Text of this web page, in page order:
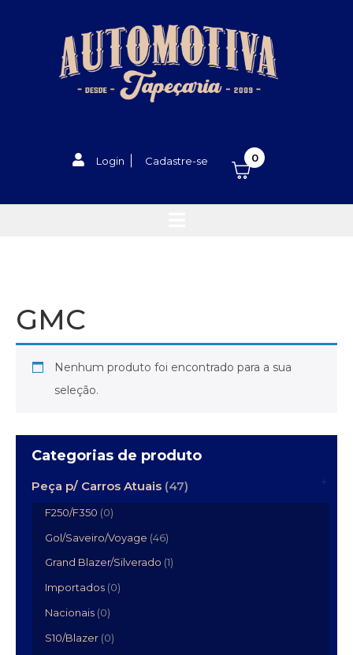
Login Cadastre-se 0
GMC
Nenhum produto foi encontrado para a sua
seleção.
Categorias de produto
Peça p/ Carros Atuais (47)
F250/F350 (0)
Gol/Saveiro/Voyage (46)
Grand Blazer/Silverado (1)
Importados (0)
Nacionais (0)
S10/Blazer (0)